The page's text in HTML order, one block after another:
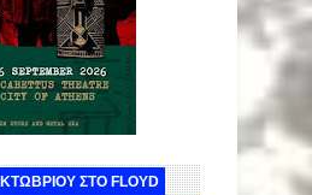
ΣΤΟ FLOYD